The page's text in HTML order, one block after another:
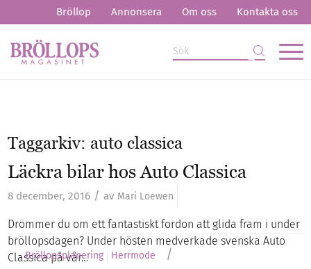
Bröllop Annonsera Om oss Kontakta oss
Taggarkiv: auto classica
Läckra bilar hos Auto Classica
8 december, 2016 / av Mari Loewen
Drömmer du om ett fantastiskt fordon att glida fram i under
bröllopsdagen? Under hösten medverkade svenska Auto
Classica på vår…
Bröllopsplanering Herrmode /